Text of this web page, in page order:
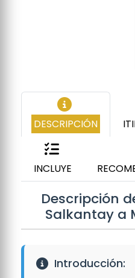
DESCRIPCIÓN
INCLUYE
Descripción
Salkantay a
Introducción: